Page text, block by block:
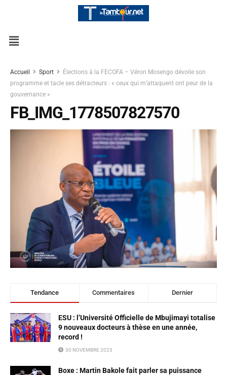
Accueil Sport
Élections à la FECOFA – Véron Mosengo dévoile son
programme et tacle ses détracteurs : « ceux qui m’attaquent ont peur de la
gouvernance »
FB_IMG_1778507827570
Tendance Commentaires Dernier
ESU : l’Université Officielle de Mbujimayi totalise
9 nouveaux docteurs à thèse en une année,
record !
30 NOVEMBRE 2023
Boxe : Martin Bakole fait parler sa puissance